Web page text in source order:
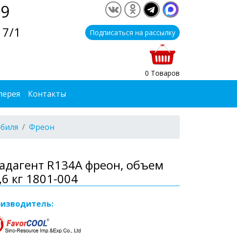
1 Подписаться на рассылку
0 Товаров
Контакты
Фреон
R134A фреон, объем
кг 1801-004